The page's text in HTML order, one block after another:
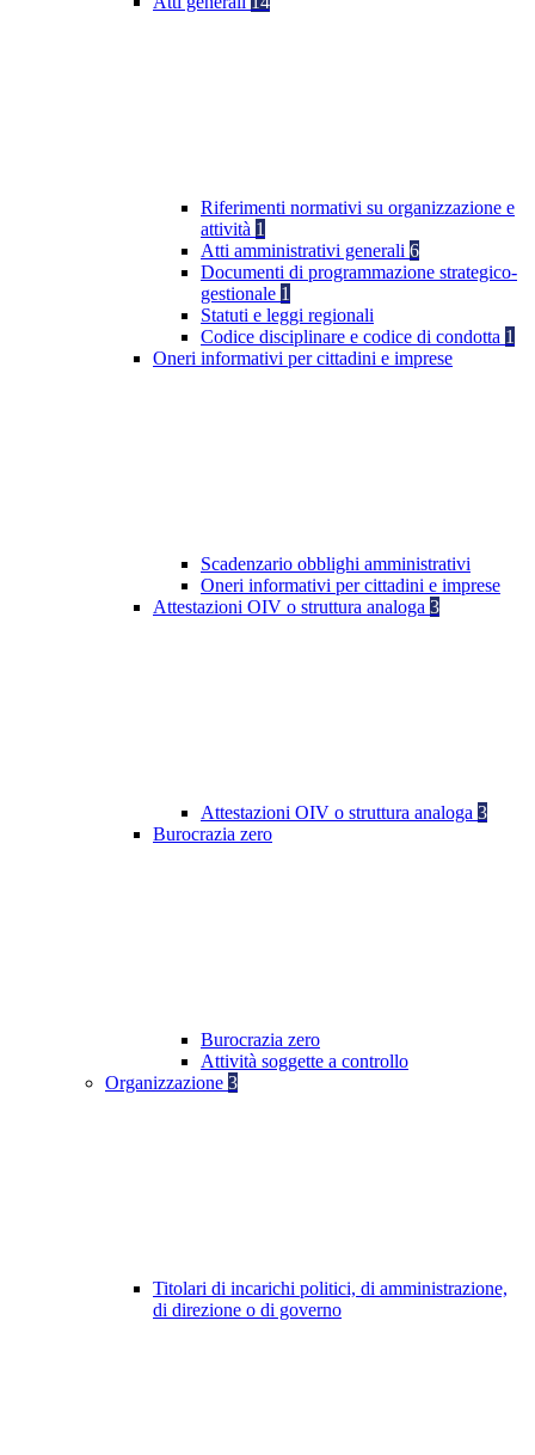
Riferimenti normativi su organizzazione e
attività 1
Atti amministrativi generali 6
Documenti di programmazione strategico-
gestionale 1
Statuti e leggi regionali
Codice disciplinare e codice di condotta 1
Oneri informativi per cittadini e imprese
Scadenzario obblighi amministrativi
Oneri informativi per cittadini e imprese
Attestazioni OIV o struttura analoga 3
Attestazioni OIV o struttura analoga 3
Burocrazia zero
Burocrazia zero
Attività soggette a controllo
Organizzazione 3
Titolari di incarichi politici, di amministrazione,
di direzione o di governo